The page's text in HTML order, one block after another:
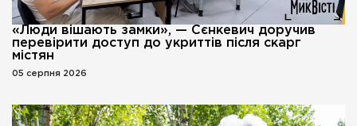
«Люди вішають замки», — Сєнкевич доручив
перевірити доступ до укриттів після скарг
містян
05 серпня 2026